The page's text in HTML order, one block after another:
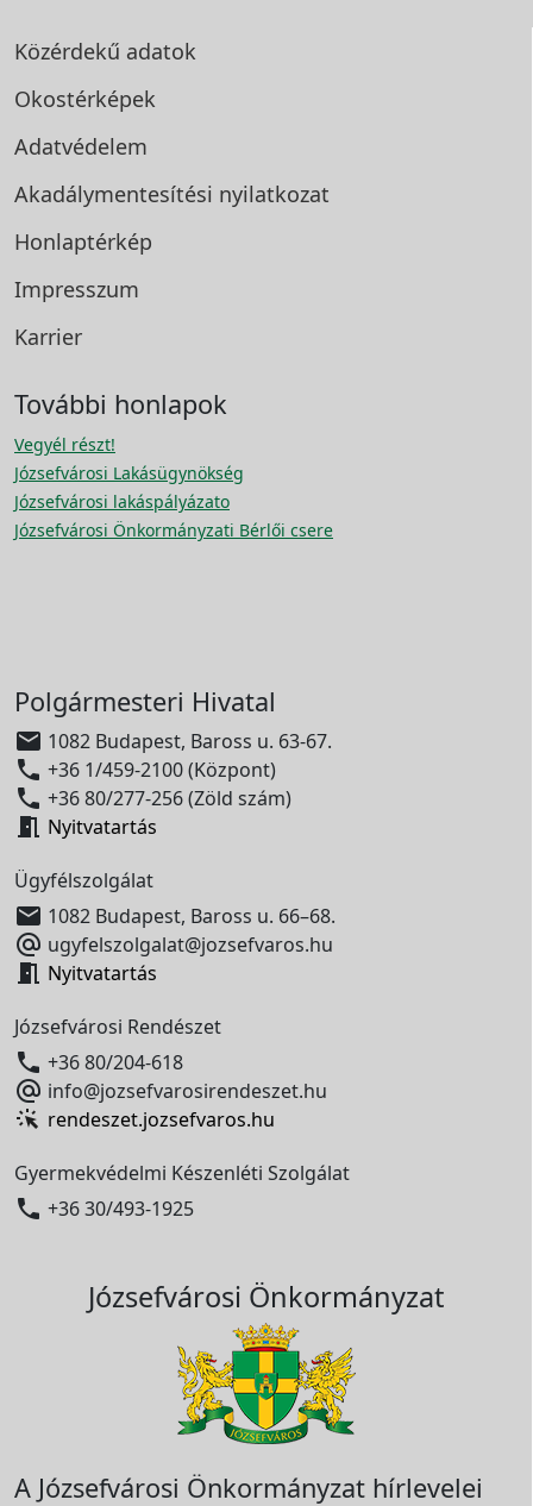
Közérdekű adatok
Okostérképek
Adatvédelem
Akadálymentesítési nyilatkozat
Honlaptérkép
Impresszum
Karrier
További honlapok
Vegyél részt!
Józsefvárosi Lakásügynökség
Józsefvárosi lakáspályázato
Józsefvárosi Önkormányzati Bérlői csere
Polgármesteri Hivatal
 1082 Budapest, Baross u. 63-67.
 +36 1/459-2100 (Központ)
 +36 80/277-256 (Zöld szám)
 Nyitvatartás
Ügyfélszolgálat
 1082 Budapest, Baross u. 66–68.
 ugyfelszolgalat@jozsefvaros.hu
 Nyitvatartás
Józsefvárosi Rendészet
 +36 80/204-618
 info@jozsefvarosirendeszet.hu
rendeszet.jozsefvaros.hu
Gyermekvédelmi Készenléti Szolgálat
 +36 30/493-1925
Józsefvárosi Önkormányzat
A Józsefvárosi Önkormányzat hírlevelei